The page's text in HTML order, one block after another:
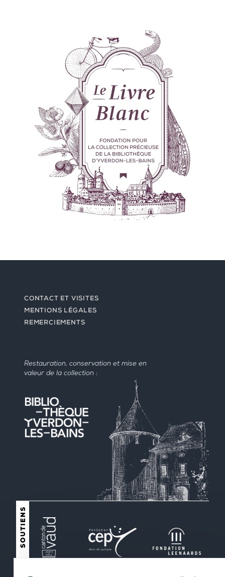
CONTACT ET VISITES
MENTIONS LÉGALES
REMERCIEMENTS
Restauration, conservation et mise en
valeur de la collection :